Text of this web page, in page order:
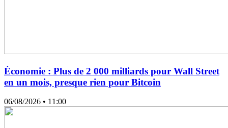
Économie : Plus de 2 000 milliards pour Wall Street
en un mois, presque rien pour Bitcoin
06/08/2026 • 11:00